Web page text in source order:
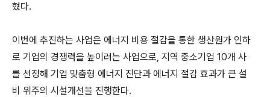
혔다.
이번에 추진하는 사업은 에너지 비용 절감을 통한 생산원가 인하
로 기업의 경쟁력을 높이려는 사업으로, 지역 중소기업 10개 사
를 선정해 기업 맞춤형 에너지 진단과 에너지 절감 효과가 큰 설
비 위주의 시설개선을 진행한다.